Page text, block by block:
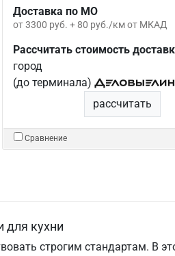
Доставка по МО
от 3300 руб. + 80 руб./км от МКАД
Рассчитать стоимость
город
(до терминала)
рассчитать
Сравнение
для кухни
строгим стандартам. В